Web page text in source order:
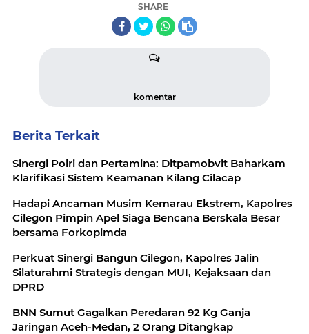
SHARE
komentar
Berita Terkait
Sinergi Polri dan Pertamina: Ditpamobvit Baharkam
Klarifikasi Sistem Keamanan Kilang Cilacap
Hadapi Ancaman Musim Kemarau Ekstrem, Kapolres
Cilegon Pimpin Apel Siaga Bencana Berskala Besar
bersama Forkopimda
Perkuat Sinergi Bangun Cilegon, Kapolres Jalin
Silaturahmi Strategis dengan MUI, Kejaksaan dan
DPRD
BNN Sumut Gagalkan Peredaran 92 Kg Ganja
Jaringan Aceh-Medan, 2 Orang Ditangkap